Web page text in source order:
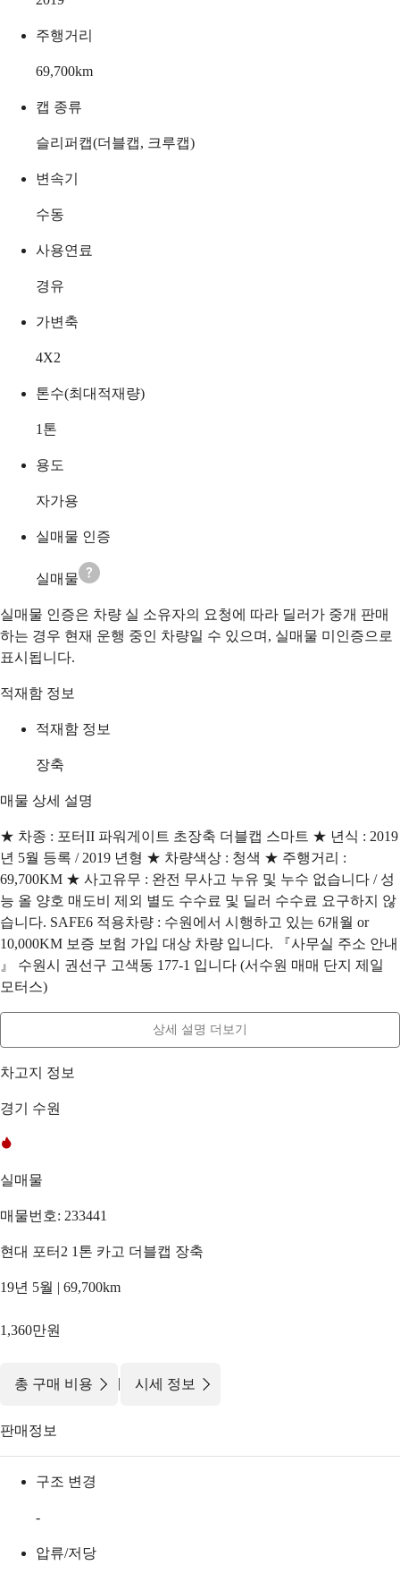
주행거리
69,700km
캡 종류
슬리퍼캡(더블캡, 크루캡)
변속기
수동
사용연료
경유
가변축
4X2
톤수(최대적재량)
1 톤
용도
자가용
실매물 인증
실매물
실매물 인증은 차량 실 소유자의 요청에 따라 딜러가 중개 판매
하는 경우 현재 운행 중인 차량일 수 있으며, 실매물 미인증으로
표시됩니다.
적재함 정보
적재함 정보
장축
매물 상세 설명
★ 차종 : 포터II 파워게이트 초장축 더블캡 스마트 ★ 년식 : 2019
년 5월 등록 / 2019 년형 ★ 차량색상 : 청색 ★ 주행거리 :
69,700KM ★ 사고유무 : 완전 무사고 누유 및 누수 없습니다 / 성
능 올 양호 매도비 제외 별도 수수료 및 딜러 수수료 요구하지 않
습니다. SAFE6 적용차량 : 수원에서 시행하고 있는 6개월 or
10,000KM 보증 보험 가입 대상 차량 입니다. 『사무실 주소 안내
』 수원시 권선구 고색동 177-1 입니다 (서수원 매매 단지 제일
모터스)
상세 설명 더보기
차고지 정보
경기 수원
실매물
매물번호: 233441
현대 포터2 1톤 카고 더블캡 장축
19년 5월 | 69,700km
1,360만원
총 구매 비용 | 시세 정보
판매정보
구조 변경
-
압류/저당